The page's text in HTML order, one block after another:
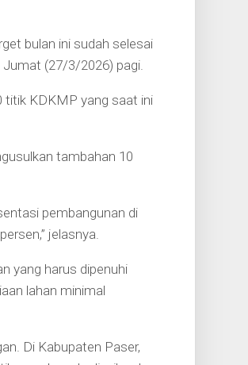
bulan ini sudah selesai
Jumat (27/3/2026) pagi.
titik KDKMP yang saat ini
tambahan 10
pembangunan di
jelasnya.
yang harus dipenuhi
lahan minimal
Di Kabupaten Paser,